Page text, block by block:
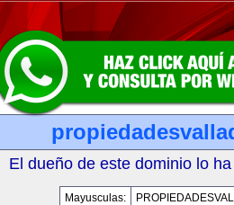
El dueño de este dominio lo
Mayusculas: